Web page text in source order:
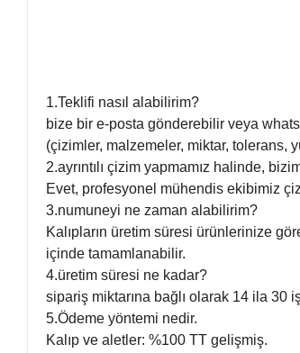
1.Teklifi nasıl alabilirim?
bize bir e-posta gönderebilir veya
(çizimler, malzemeler, miktar, tolerans,
2.ayrıntılı çizim yapmamız halinde,
Evet, profesyonel mühendis ekibimiz
3.numuneyi ne zaman alabilirim?
Kalıpların üretim süresi ürünlerinize
içinde tamamlanabilir.
4.üretim süresi ne kadar?
sipariş miktarına bağlı olarak 14 ila 30
5.Ödeme yöntemi nedir.
Kalıp ve aletler: %100 TT gelişmiş.